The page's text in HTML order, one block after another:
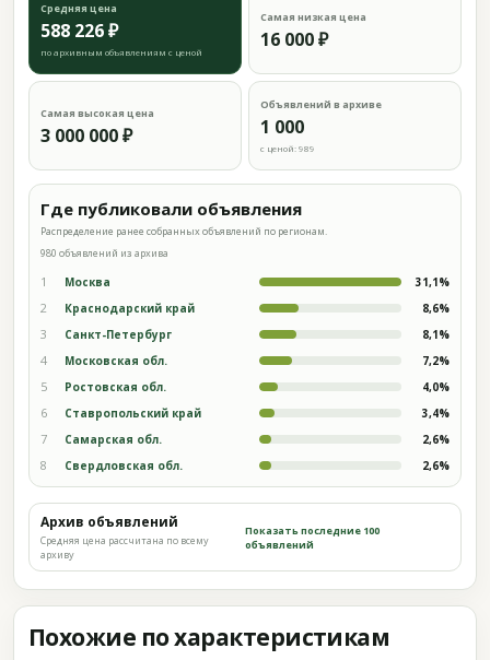
Средняя цена
588 226 ₽
по архивным объявлениям с ценой
Самая низкая цена
16 000 ₽
Самая высокая цена
3 000 000 ₽
Объявлений в архиве
1 000
с ценой: 989
Где публиковали объявления
Распределение ранее собранных объявлений по регионам.
980 объявлений из архива
1 Москва 31,1%
2 Краснодарский край 8,6%
3 Санкт-Петербург 8,1%
4 Московская обл. 7,2%
5 Ростовская обл. 4,0%
6 Ставропольский край 3,4%
7 Самарская обл. 2,6%
8 Свердловская обл. 2,6%
Архив объявлений
Средняя цена рассчитана по всему
архиву
Показать последние 100
объявлений
Похожие по характеристикам